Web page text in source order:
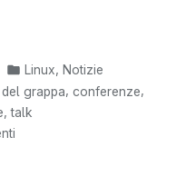
Pubblicato
in:
Linux
Notizie
grappa, conferenze,
,talk